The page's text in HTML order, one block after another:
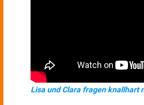
Lisa und Clara fragen knallhart